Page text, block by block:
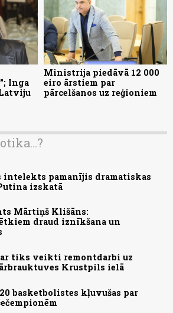
Inga
Ministrija piedāvā 12 000
eiro ārstiem par
pārcelšanos uz reģioniem
intelekts pamanījis dramatiskas
izskatā
Mārtiņš Klišāns:
draud iznīkšana un
tiks veikti remontdarbi uz
Krustpils ielā
basketbolistes kļuvušas par